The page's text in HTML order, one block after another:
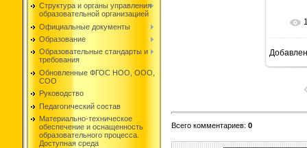
Структура и органы управления
образовательной организацией
Официальные документы
Образование
Образовательные стандарты и
требования
Обновленные ФГОС НОО, ООО,
СОО
Руководство
Педагогический состав
Материально-техническое
обеспечение и оснащенность
образовательного процесса.
Доступная среда
Всего комментариев: 0